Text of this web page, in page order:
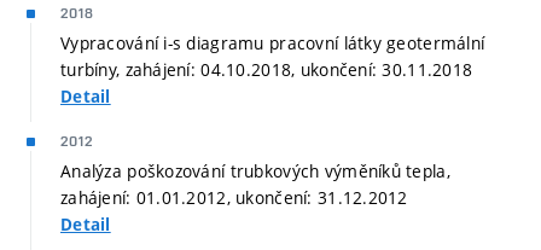
2018
Vypracování i-s diagramu pracovní látky geotermální
turbíny, zahájení: 04.10.2018, ukončení: 30.11.2018
Detail
2012
Analýza poškozování trubkových výměníků tepla,
zahájení: 01.01.2012, ukončení: 31.12.2012
Detail